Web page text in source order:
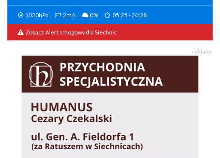
1020hPa 2m/s 0% 05:25 - 20:28
Zobacz Alert smogowy dla Siechnic
reklama